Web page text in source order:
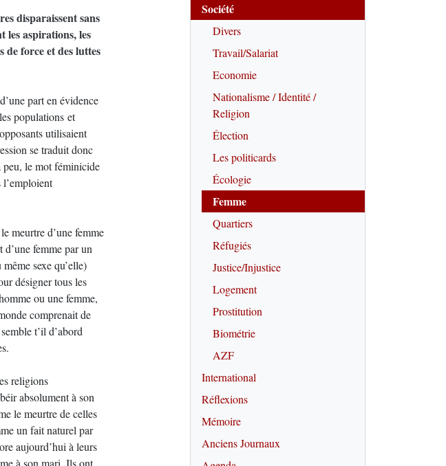
disparaissent sans
les aspirations, les
de force et des luttes
part en évidence
populations et
utilisaient
se traduit donc
peu, le mot féminicide
l’emploient
meurtre d’une femme
d’une femme par un
sexe qu’elle)
désigner tous les
ou une femme,
comprenait de
t’il d’abord
religions
absolument à son
le meurtre de celles
un fait naturel par
aujourd’hui à leurs
à son mari. Ils ont
Société
Divers
Travail/Salariat
Economie
Nationalisme / Identité /
Religion
Élection
Les politicards
Écologie
Femme
Quartiers
Réfugiés
Justice/Injustice
Logement
Prostitution
Biométrie
AZF
International
Réflexions
Mémoire
Anciens Journaux